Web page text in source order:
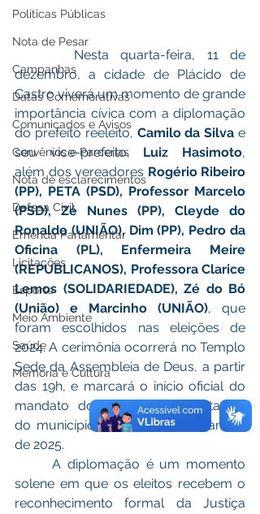
Políticas Públicas
Nota de Pesar
Campanhas
Datas Comemorativas
Comunicados e Avisos
Convênios e Parcerias
Nota de esclarecimentos
Defesa Civil
Emenda Parlamentar
Licitações
Esporte
Meio Ambiente
Saúde
Memória e Cultura
dezembro, a cidade de Plácido de
Castro viverá um momento de grande
importância cívica com a diplomação
do prefeito reeleito, Camilo da Silva e
seu vice-prefeito, Luiz Hasimoto,
além dos vereadores Rogério Ribeiro
(PP), PETA (PSD), Professor Marcelo
(PSD), Zé Nunes (PP), Cleyde do
Ronaldo (UNIÃO), Dim (PP), Pedro da
Oficina (PL), Enfermeira Meire
(REPUBLICANOS), Professora Clarice
Lemos (SOLIDARIEDADE), Zé do Bó
(União) e Marcinho (UNIÃO), que
foram escolhidos nas eleições de
2024. A cerimônia ocorrerá no Templo
Sede da Assembleia de Deus, a partir
das 19h, e marcará o início oficial do
mandato dos novos representantes
do município, com posse em janeiro
de 2025.
      A diplomação é um momento
solene em que os eleitos recebem o
reconhecimento formal da Justiça